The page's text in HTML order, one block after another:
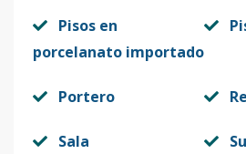
Pisos en
porcelanato importado
Portero
Sala